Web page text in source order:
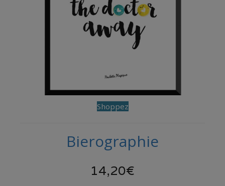
Shoppez
Bierographie
14,20€